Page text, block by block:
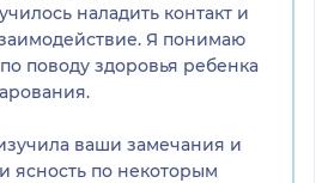
наладить контакт и
Я понимаю
поводу здоровья ребенка
ваши замечания и
ясность по некоторым